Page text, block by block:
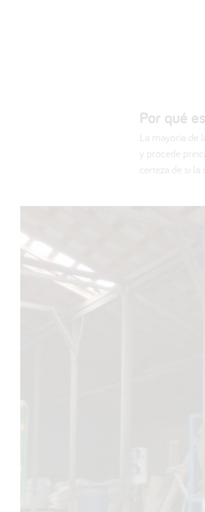
Por qué
La mayoría de
y procede
certeza de si